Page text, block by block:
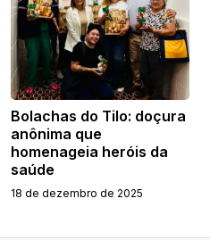
Bolachas do Tilo: doçura
anônima que
homenageia heróis da
saúde
18 de dezembro de 2025